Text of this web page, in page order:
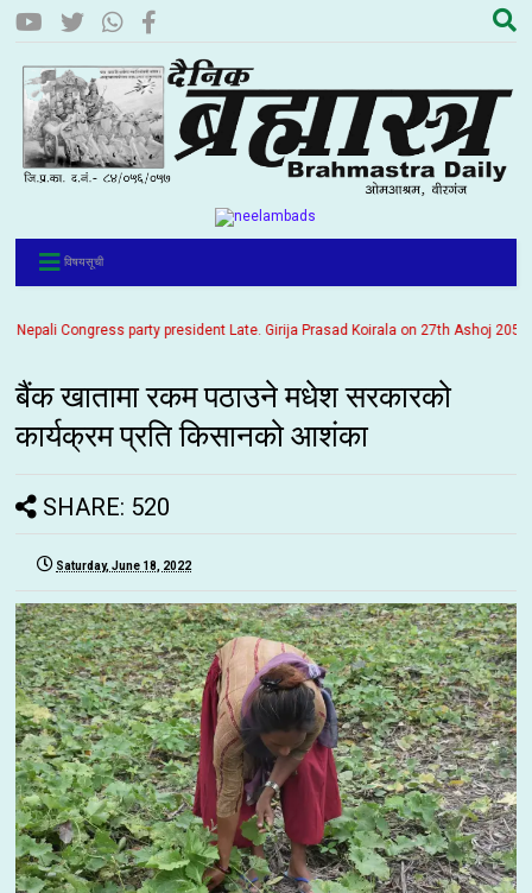
विषयसूची
Congress party president Late. Girija Prasad Koirala on 27th Ashoj 2057.
बैंक खातामा रकम पठाउने मधेश सरकारको
कार्यक्रम प्रति किसानको आशंका
SHARE: 520
Saturday, June 18, 2022